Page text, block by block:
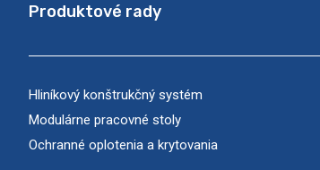
Produktové rady
Hliníkový konštrukčný systém
Modulárne pracovné stoly
Ochranné oplotenia a krytovania